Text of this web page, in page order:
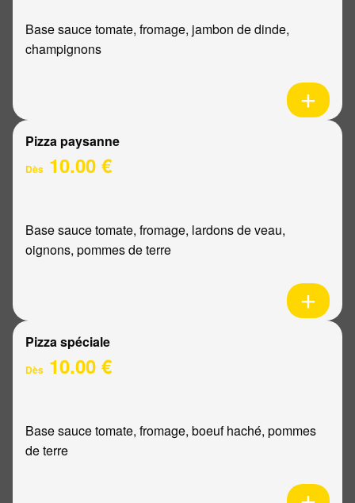
Base sauce tomate, fromage, jambon de dinde,
champignons
Pizza paysanne
Dès 10.00 €
Base sauce tomate, fromage, lardons de veau,
oignons, pommes de terre
Pizza spéciale
Dès 10.00 €
Base sauce tomate, fromage, boeuf haché, pommes
de terre